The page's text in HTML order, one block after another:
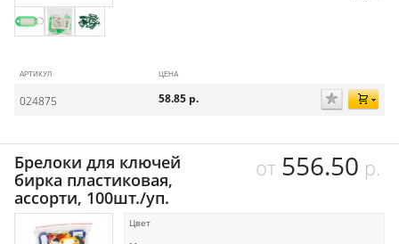
АРТИКУЛ ЦЕНА
024875 58.85 р.
Брелоки для ключей
бирка пластиковая,
ассорти, 100шт./уп.
от 556.50 р.
Цвет